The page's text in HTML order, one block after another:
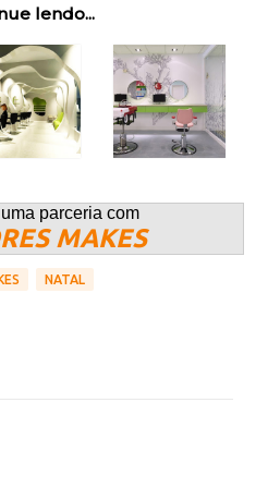
lendo...
parceria com
MAKES
NATAL